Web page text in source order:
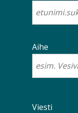
Aihe
Viesti